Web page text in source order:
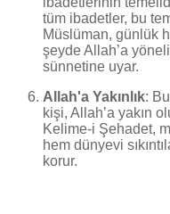
tüm ibadetler, bu
Müslüman, günlük
şeyde Allah’a
sünnetine uyar.
Allah'a Yakınlık:
kişi, Allah’a yakın
Kelime-i Şehadet,
hem dünyevi
korur.